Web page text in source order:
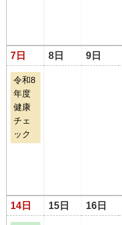
7日 8日 9日
令和8
年度
健康
チェ
ック
14日 15日 16日